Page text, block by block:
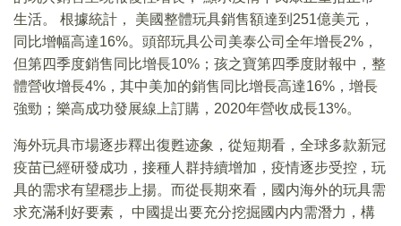
生活。 根據統計， 美國整體玩具銷售額達到251億美元，
同比增幅高達16%。頭部玩具公司美泰公司全年增長2%，
但第四季度銷售同比增長10%；孩之寶第四季度財報中，整
體營收增長4%，其中美加的銷售同比增長高達16%，增長
強勁；樂高成功發展線上訂購，2020年營收成長13%。
海外玩具市場逐步釋出復甦迹象，從短期看，全球多款新冠
疫苗已經研發成功，接種人群持續增加，疫情逐步受控，玩
具的需求有望穩步上揚。而從長期來看，國内海外的玩具需
求充滿利好要素， 中國提出要充分挖掘國内内需潛力，構